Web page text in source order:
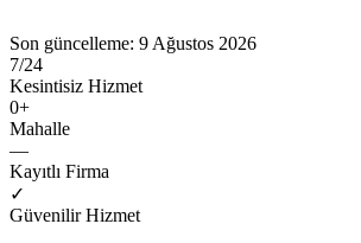
Son güncelleme: 9 Ağustos 2026
7/24
Kesintisiz Hizmet
0+
Mahalle
—
Kayıtlı Firma
✓
Güvenilir Hizmet